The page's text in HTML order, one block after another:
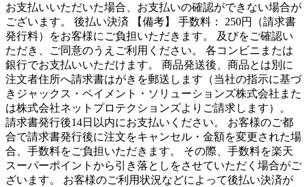
お支払いいただいた場合、お支払いの確認ができない場合が
ございます。 後払い決済 【備考】 手数料： 250円（請求書
発行料）をお客様にご負担いただきます。 及びをご確認い
ただき、ご同意のうえご利用ください。 各コンビニまたは
銀行でお支払いいただけます。 商品発送後、商品とは別に
注文者住所へ請求書はがきを郵送します（当社の指示に基づ
きジャックス・ペイメント・ソリューションズ株式会社また
は株式会社ネットプロテクションズよりご請求します）。
請求書発行後14日以内にお支払いください。 お客様のご都
合で請求書発行後に注文をキャンセル・金額を変更された場
合、手数料をご負担いただきます。 その際、手数料を楽天
スーパーポイントから引き落としをさせていただく場合がご
ざいます。 お客様のご利用状況などによって後払い決済が